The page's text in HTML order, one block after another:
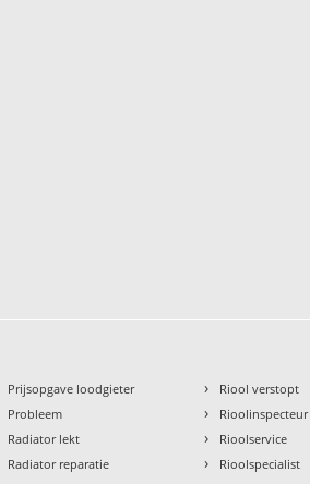
Prijsopgave loodgieter
Probleem
Radiator lekt
Radiator reparatie
› Riool verstopt
› Rioolinspecteur
› Rioolservice
› Rioolspecialist